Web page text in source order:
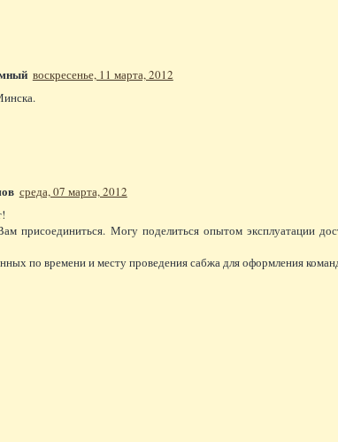
воскресенье, 11 марта, 2012
среда, 07 марта, 2012
присоединиться. Могу поделиться опытом эксплуатации
по времени и месту проведения сабжа для оформления